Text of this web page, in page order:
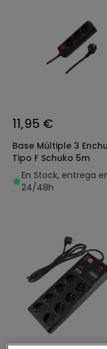
11,95 €
Base Múltiple 3
Tipo F Schuko 5m
En Stock, entrega
24/48h